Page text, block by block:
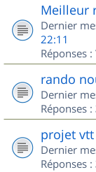
Meilleur
Dernier
22:11
Réponses :
rando
Dernier
Réponses :
projet
Dernier
Réponses :